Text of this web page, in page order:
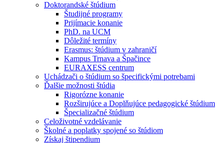
Doktorandské štúdium
Študijné programy
Prijímacie konanie
PhD. na UCM
Dôležité termíny
Erasmus: štúdium v zahraničí
Kampus Trnava a Špačince
EURAXESS centrum
Uchádzači o štúdium so špecifickými potrebami
Ďalšie možnosti štúdia
Rigorózne konanie
Rozširujúce a Doplňujúce pedagogické štúdium
Špecializačné štúdium
Celoživotné vzdelávanie
Školné a poplatky spojené so štúdiom
Získaj štipendium